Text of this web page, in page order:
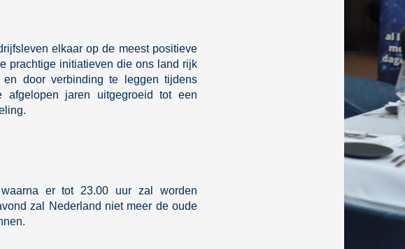
elkaar op de meest positieve
prachtige initiatieven die ons land rijk
door verbinding te leggen tijdens
afgelopen jaren uitgegroeid tot een
er tot 23.00 uur zal worden
zal Nederland niet meer de oude